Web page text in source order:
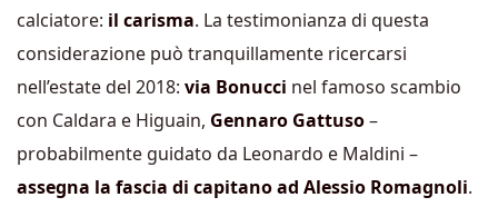
calciatore: il carisma. La testimonianza di questa
considerazione può tranquillamente ricercarsi
nell’estate del 2018: via Bonucci nel famoso scambio
con Caldara e Higuain, Gennaro Gattuso–
probabilmente guidato da Leonardo e Maldini –
assegna la fascia di capitano ad Alessio Romagnoli.